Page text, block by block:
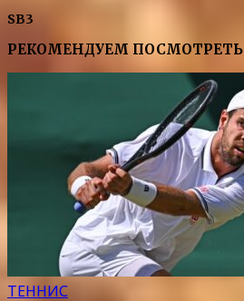
SB3
РЕКОМЕНДУЕМ ПОСМОТРЕТЬ
ТЕННИС